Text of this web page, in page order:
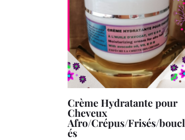
Crème Hydratante pour
Cheveux
Afro/Crépus/Frisés/boucl
és